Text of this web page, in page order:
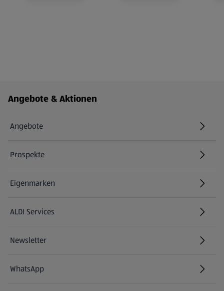
Fußzeilenmenü - weitere Links
Angebote & Aktionen
Angebote
Prospekte
Eigenmarken
ALDI Services
Newsletter
WhatsApp